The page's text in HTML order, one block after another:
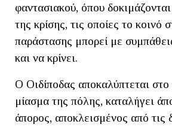
φαντασιακού, όπου
της κρίσης, τις οποίες το κοινό
παράστασης μπορεί με
και να κρίνει.
Ο Οιδίποδας αποκαλύπτεται
μίασμα της πόλης, καταλήγει
άπορος, αποκλεισμένος από τις